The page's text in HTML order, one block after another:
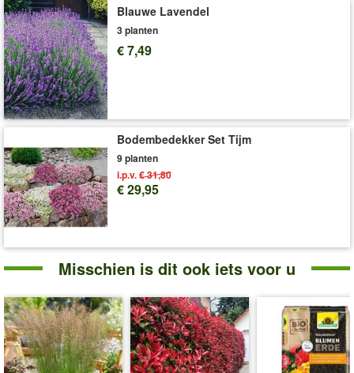
siergrasmeststof (bijv. art.nr. 421 en 3511
Art.nr.:9465
Levering omvat:9x9 cm-pot
'Siergrassen'
Plant- en Verzorgingstips
Blauwe Lavendel
3 planten
€ 7,49
Bodembedekker Set Tijm
9 planten
i.p.v.€ 31,80
€ 29,95
Misschien is dit ook iets voor u